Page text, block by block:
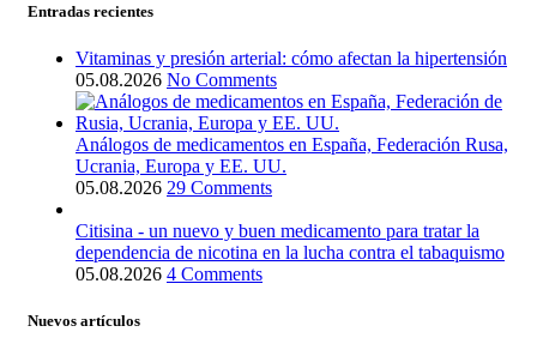
Entradas recientes
Vitaminas y presión arterial: cómo afectan la hipertensión
05.08.2026 No Comments
Análogos de medicamentos en España, Federación Rusa,
Ucrania, Europa y EE. UU.
05.08.2026 29 Comments
Citisina - un nuevo y buen medicamento para tratar la
dependencia de nicotina en la lucha contra el tabaquismo
05.08.2026 4 Comments
Nuevos artículos